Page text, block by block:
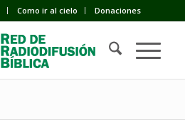
Como ir al cielo Donaciones